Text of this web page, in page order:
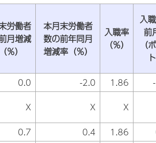
労働者
月増減
％）
本月末労働者
数の前年同月
増減率（％）
入職率
（％）
入
前
（
0.0 -2.0 1.86
X X X
0.7 0.4 1.86